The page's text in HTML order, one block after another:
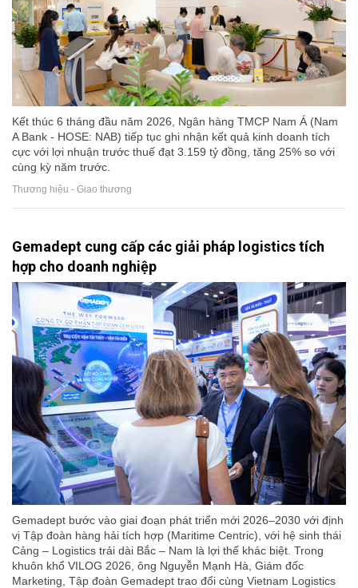
Kết thúc 6 tháng đầu năm 2026, Ngân hàng TMCP Nam Á (Nam
A Bank - HOSE: NAB) tiếp tục ghi nhận kết quả kinh doanh tích
cực với lợi nhuận trước thuế đạt 3.159 tỷ đồng, tăng 25% so với
cùng kỳ năm trước.
Thương hiệu - Giao thương
Gemadept cung cấp các giải pháp logistics tích
hợp cho doanh nghiệp
Gemadept bước vào giai đoạn phát triển mới 2026–2030 với định
vị Tập đoàn hàng hải tích hợp (Maritime Centric), với hệ sinh thái
Cảng – Logistics trải dài Bắc – Nam là lợi thế khác biệt. Trong
khuôn khổ VILOG 2026, ông Nguyễn Mạnh Hà, Giám đốc
Marketing, Tập đoàn Gemadept trao đổi cùng Vietnam Logistics